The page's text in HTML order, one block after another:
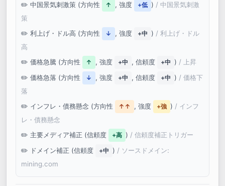
中国景気刺激策 (方向性 ↑ , 強度 +低 ) / 中国景気刺激
策
利上げ・ドル高 (方向性
↓ , 強度 +中 ) / 利上げ・ドル
高
価格急騰 (方向性
↑ , 強度 +中 , 信頼度 +中 ) / 上昇
価格急落 (方向性
↓ , 強度 +中 , 信頼度 +中 ) / 価格下
落
インフレ・債務懸念 (方向性
↑↑ , 強度 +強 ) / インフ
レ・債務懸念
主要メディア補正 (信頼度
+高 ) / 信頼度補正トリガー
ドメイン補正 (信頼度
+中 ) / ソースドメイン:
mining.com